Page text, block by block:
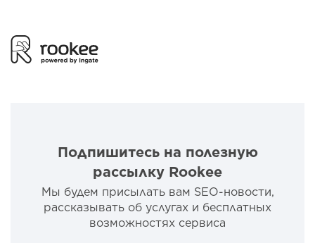
Подпишитесь на полезную
рассылку Rookee
Мы будем присылать вам SEO-новости,
рассказывать об услугах и бесплатных
возможностях сервиса